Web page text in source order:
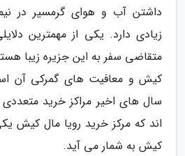
داشتن آب و هوای گرمسیر در
زیادی دارد. یکی از مهمترین
متقاضی سفر به این جزیره زیبا
کیش و معافیت های گمرکی آن
سال های اخیر مراکز خرید متعددی
اند که مرکز خرید رویا مال کیش
کیش به شمار می آید.